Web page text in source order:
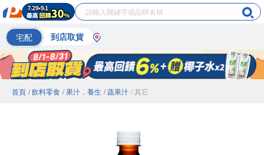
宅配 到店取貨
首頁 / 飲料零食 / 果汁．養生 / 蔬果汁 / 其它